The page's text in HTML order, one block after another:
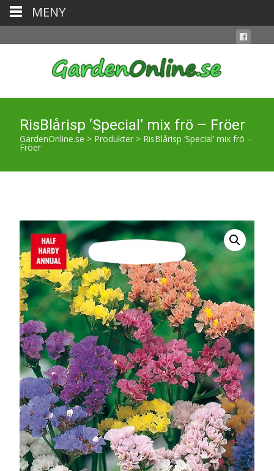
RisBlårisp ‘Special’ mix frö – Fröer
GardenOnline.se > Produkter > RisBlårisp ‘Special’ mix frö –
Fröer
MENY